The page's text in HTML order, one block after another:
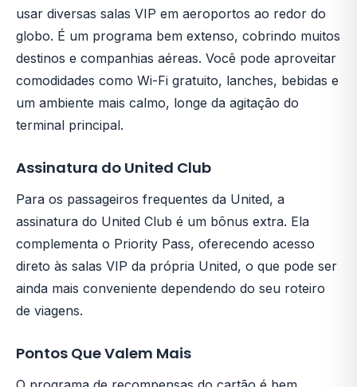
usar diversas salas VIP em aeroportos ao redor do
globo. É um programa bem extenso, cobrindo muitos
destinos e companhias aéreas. Você pode aproveitar
comodidades como Wi-Fi gratuito, lanches, bebidas e
um ambiente mais calmo, longe da agitação do
terminal principal.
Assinatura do United Club
Para os passageiros frequentes da United, a
assinatura do United Club é um bônus extra. Ela
complementa o Priority Pass, oferecendo acesso
direto às salas VIP da própria United, o que pode ser
ainda mais conveniente dependendo do seu roteiro
de viagens.
Pontos Que Valem Mais